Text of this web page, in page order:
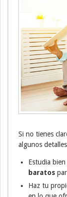
Si no tienes
algunos
Estudia bien
baratos
Haz tu